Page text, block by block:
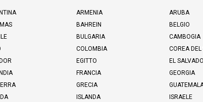
ARMENIA ARUBA
BAHREIN BELGIO
BULGARIA CAMBOGIA
COLOMBIA COREA DEL
EGITTO EL
FRANCIA GEORGIA
GRECIA
ISLANDA ISRAELE